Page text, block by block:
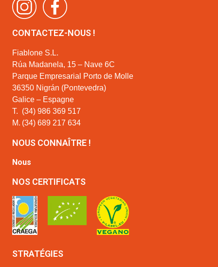
CONTACTEZ-NOUS !
Fiablone S.L.
Rúa Madanela, 15 – Nave 6C
Parque Empresarial Porto de Molle
36350 Nigrán (Pontevedra)
Galice – Espagne
T. (34) 986 369 517
M. (34) 689 217 634
NOUS CONNAÎTRE !
Nous
NOS CERTIFICATS
STRATÉGIES